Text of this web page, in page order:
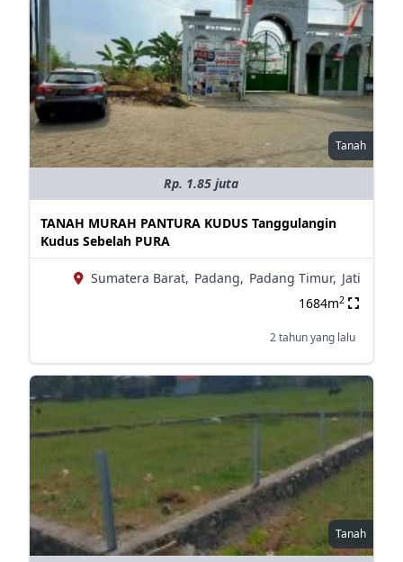
Tanah
Rp. 1.85 juta
TANAH MURAH PANTURA KUDUS Tanggulangin
Kudus Sebelah PURA
Sumatera Barat, Padang, Padang Timur, Jati
1684m2
2 tahun yang lalu
Tanah